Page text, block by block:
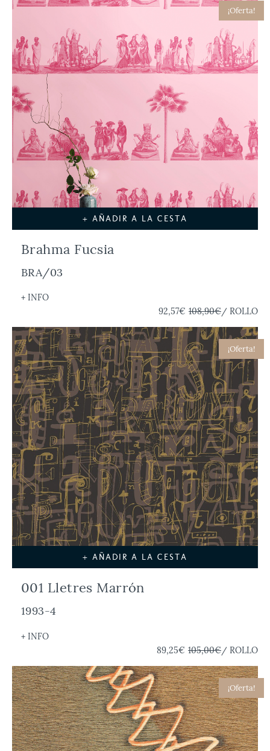
¡Oferta!
+ AÑADIR A LA CESTA
Brahma Fucsia
BRA/03
+ INFO
92,57€ 108,90€/ ROLLO
¡Oferta!
+ AÑADIR A LA CESTA
001 Lletres Marrón
1993-4
+ INFO
89,25€ 105,00€/ ROLLO
¡Oferta!